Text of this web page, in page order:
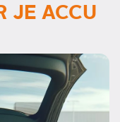
JE ACCU